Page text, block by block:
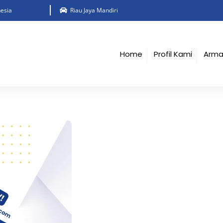
Riau Jaya Mandiri
Home Profil Kami